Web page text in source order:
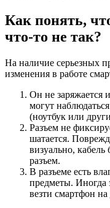
Как понять,
что-то не так?
На наличие серьезных
изменения в работе
Он не заряжается
могут
(ноутбук или
Разъем не
шатается.
визуально, кабель
разъем.
В разъеме есть
предметы. Иногда
везти смартфон на